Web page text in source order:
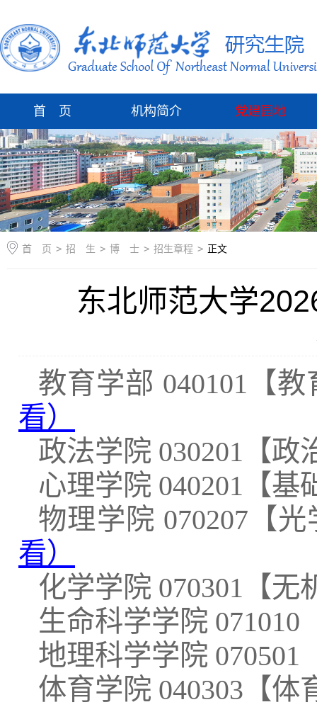
首 页 机构简介 党建园地
首 页 > 招 生 > 博 士 > 招生章程 > 正文
东北师范大学
教育学部 040101【
看）
政法学院 030201【政
心理学院 040201【基
物理学院 070207【
看）
化学学院 070301【无
生命科学学院 071010
地理科学学院 070501
体育学院 040303【体